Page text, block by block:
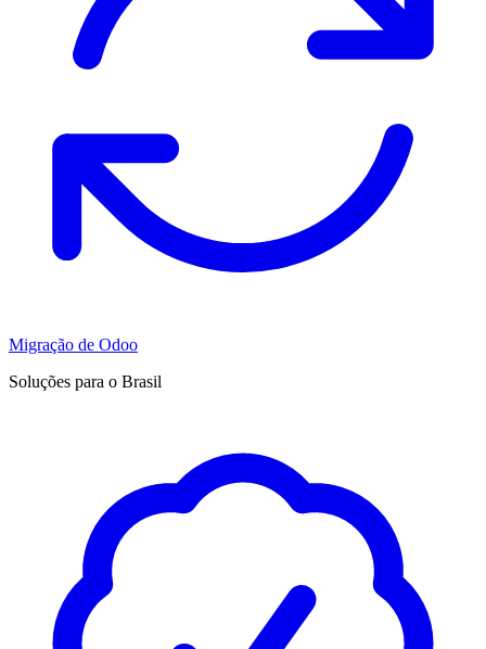
Migração de Odoo
Soluções para o Brasil